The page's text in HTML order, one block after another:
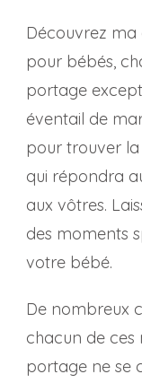
Découvrez ma
pour bébés,
portage
éventail de
pour trouver
qui répondra
aux vôtres.
des moments
votre bébé.
De nombreux
chacun de ces
portage ne se